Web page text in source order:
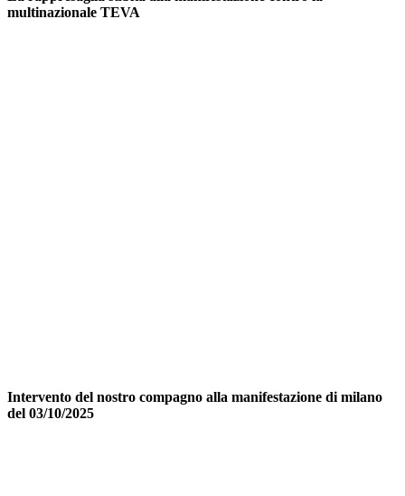
multinazionale TEVA
Intervento del nostro compagno alla manifestazione di milano
del 03/10/2025